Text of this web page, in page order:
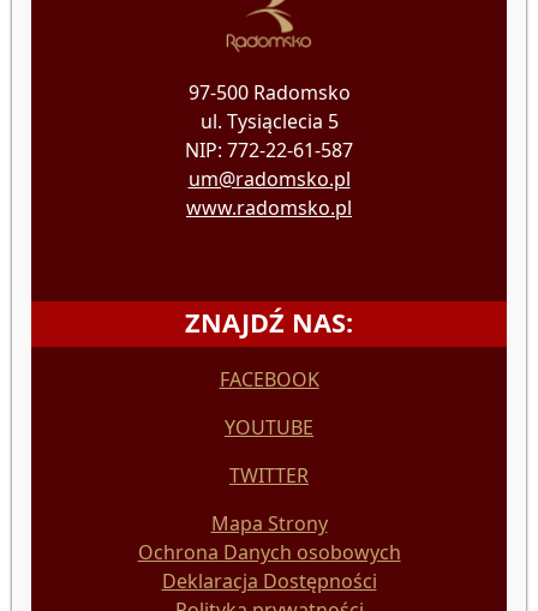
97-500 Radomsko
ul. Tysiąclecia 5
NIP: 772-22-61-587
um@radomsko.pl
www.radomsko.pl
ZNAJDŹ NAS:
FACEBOOK
YOUTUBE
TWITTER
Mapa Strony
Ochrona Danych osobowych
Deklaracja Dostępności